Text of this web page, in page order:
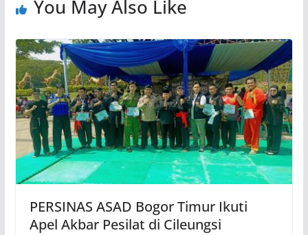
You May Also Like
PERSINAS ASAD Bogor Timur Ikuti
Apel Akbar Pesilat di Cileungsi